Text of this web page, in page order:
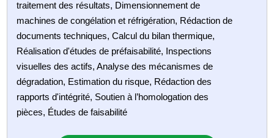
traitement des résultats, Dimensionnement de
machines de congélation et réfrigération, Rédaction de
documents techniques, Calcul du bilan thermique,
Réalisation d'études de préfaisabilité, Inspections
visuelles des actifs, Analyse des mécanismes de
dégradation, Estimation du risque, Rédaction des
rapports d'intégrité, Soutien à l’homologation des
pièces, Études de faisabilité